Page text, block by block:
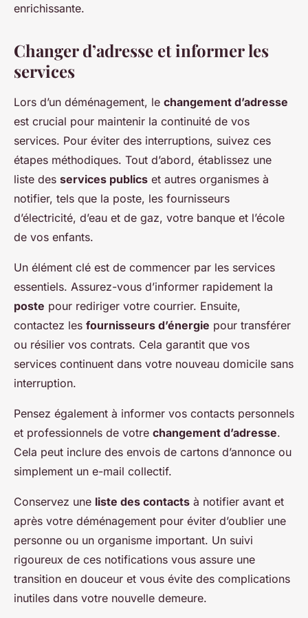
enrichissante.
Changer d’adresse et informer les
services
Lors d’un déménagement, le changement d’adresse
est crucial pour maintenir la continuité de vos
services. Pour éviter des interruptions, suivez ces
étapes méthodiques. Tout d’abord, établissez une
liste des services publics et autres organismes à
notifier, tels que la poste, les fournisseurs
d’électricité, d’eau et de gaz, votre banque et l’école
de vos enfants.
Un élément clé est de commencer par les services
essentiels. Assurez-vous d’informer rapidement la
poste pour rediriger votre courrier. Ensuite,
contactez les fournisseurs d’énergie pour transférer
ou résilier vos contrats. Cela garantit que vos
services continuent dans votre nouveau domicile sans
interruption.
Pensez également à informer vos contacts personnels
et professionnels de votre changement d’adresse.
Cela peut inclure des envois de cartons d’annonce ou
simplement un e-mail collectif.
Conservez une liste des contacts à notifier avant et
après votre déménagement pour éviter d’oublier une
personne ou un organisme important. Un suivi
rigoureux de ces notifications vous assure une
transition en douceur et vous évite des complications
inutiles dans votre nouvelle demeure.